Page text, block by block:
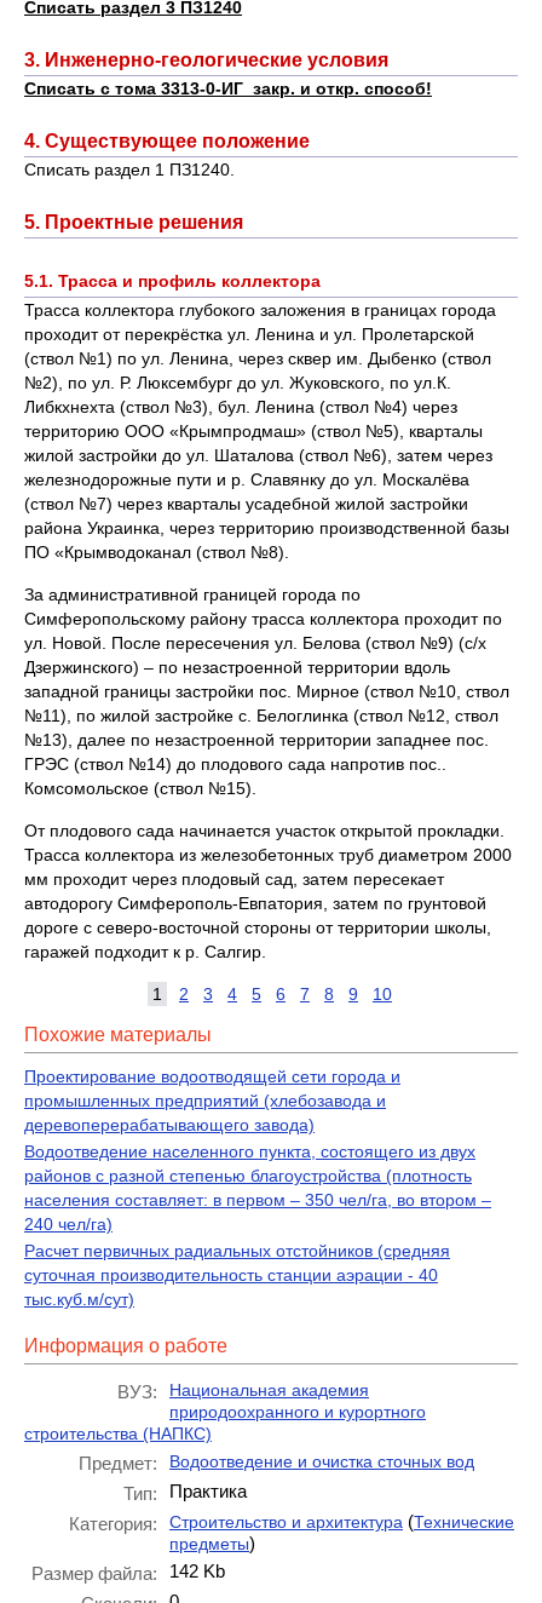
Списать раздел 3 ПЗ1240
3. Инженерно-геологические условия
Списать с тома 3313-0-ИГ закр. и откр. способ!
4. Существующее положение
Списать раздел 1 ПЗ1240.
5. Проектные решения
5.1. Трасса и профиль коллектора
Трасса коллектора глубокого заложения в границах города
проходит от перекрёстка ул. Ленина и ул. Пролетарской
(ствол №1) по ул. Ленина, через сквер им. Дыбенко (ствол
№2), по ул. Р. Люксембург до ул. Жуковского, по ул.К.
Либкхнехта (ствол №3), бул. Ленина (ствол №4) через
территорию ООО «Крымпродмаш» (ствол №5), кварталы
жилой застройки до ул. Шаталова (ствол №6), затем через
железнодорожные пути и р. Славянку до ул. Москалёва
(ствол №7) через кварталы усадебной жилой застройки
района Украинка, через территорию производственной базы
ПО «Крымводоканал (ствол №8).
За административной границей города по
Симферопольскому району трасса коллектора проходит по
ул. Новой. После пересечения ул. Белова (ствол №9) (с/х
Дзержинского) – по незастроенной территории вдоль
западной границы застройки пос. Мирное (ствол №10, ствол
№11), по жилой застройке с. Белоглинка (ствол №12, ствол
№13), далее по незастроенной территории западнее пос.
ГРЭС (ствол №14) до плодового сада напротив пос..
Комсомольское (ствол №15).
От плодового сада начинается участок открытой прокладки.
Трасса коллектора из железобетонных труб диаметром 2000
мм проходит через плодовый сад, затем пересекает
автодорогу Симферополь-Евпатория, затем по грунтовой
дороге с северо-восточной стороны от территории школы,
гаражей подходит к р. Салгир.
1 2 3 4 5 6 7 8 9 10
Похожие материалы
Проектирование водоотводящей сети города и
промышленных предприятий (хлебозавода и
деревоперерабатывающего завода)
Водоотведение населенного пункта, состоящего из двух
районов с разной степенью благоустройства (плотность
населения составляет: в первом – 350 чел/га, во втором –
240 чел/га)
Расчет первичных радиальных отстойников (средняя
суточная производительность станции аэрации - 40
тыс.куб.м/сут)
Информация о работе
ВУЗ:
Национальная академия
природоохранного и курортного
строительства (НАПКС)
Предмет: Водоотведение и очистка сточных вод
Тип:
Практика
Категория:
Строительство и архитектура (Технические
предметы)
Размер файла:
142 Kb